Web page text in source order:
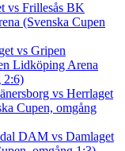
vs Frillesås BK
(Svenska Cupen
vs Gripen
Lidköping Arena
2:6)
vs Herrlaget
Cupen, omgång
DAM vs Damlaget